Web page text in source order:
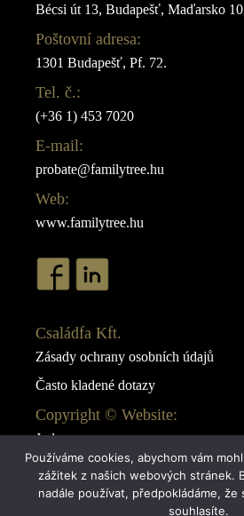
Bécsi út 13, Budapešť, Maďarsko
Poštovní adresa:
1301 Budapešť, Pf. 72.
Tel. č.:
(+36 1) 453 7020
E-mail:
probate@familytree.hu
Web:
www.familytree.hu
Családfa Kft.
Zásady ochrany osobních údajů
Často kladené dotazy
Copyright © Website:
Juda
Webdesign:
AB Design
Používáme cookies, abychom vám
zážitek z našich webových stránek.
nadále používat, předpokládáme, že
souhlasíte.